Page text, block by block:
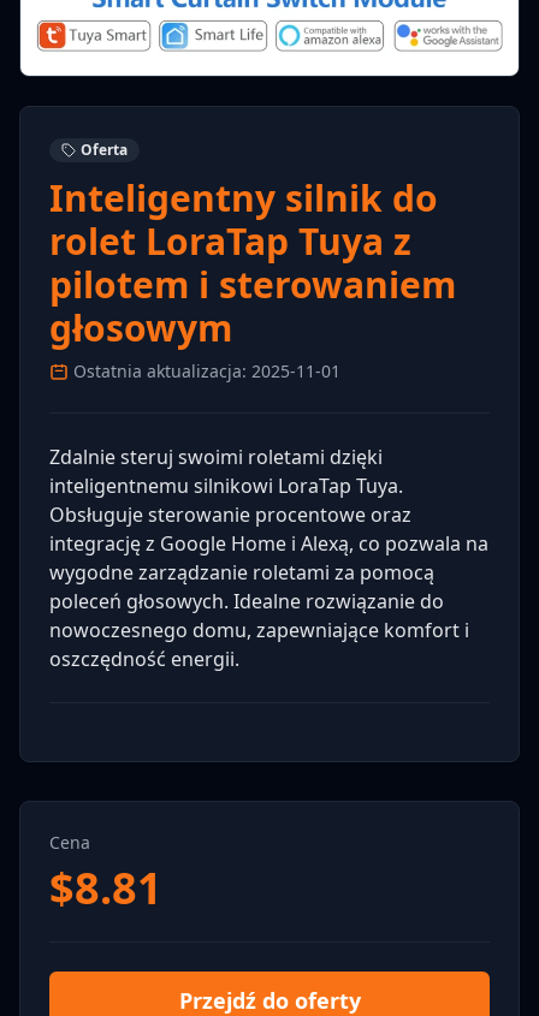
Oferta
Inteligentny silnik do
rolet LoraTap Tuya z
pilotem i sterowaniem
głosowym
Ostatnia aktualizacja: 2025-11-01
Zdalnie steruj swoimi roletami dzięki
inteligentnemu silnikowi LoraTap Tuya.
Obsługuje sterowanie procentowe oraz
integrację z Google Home i Alexą, co pozwala na
wygodne zarządzanie roletami za pomocą
poleceń głosowych. Idealne rozwiązanie do
nowoczesnego domu, zapewniające komfort i
oszczędność energii.
Cena
$8.81
Przejdź do oferty